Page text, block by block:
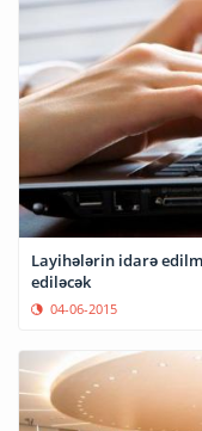
Layihələrin idarə edilməsi
ediləcək
04-06-2015